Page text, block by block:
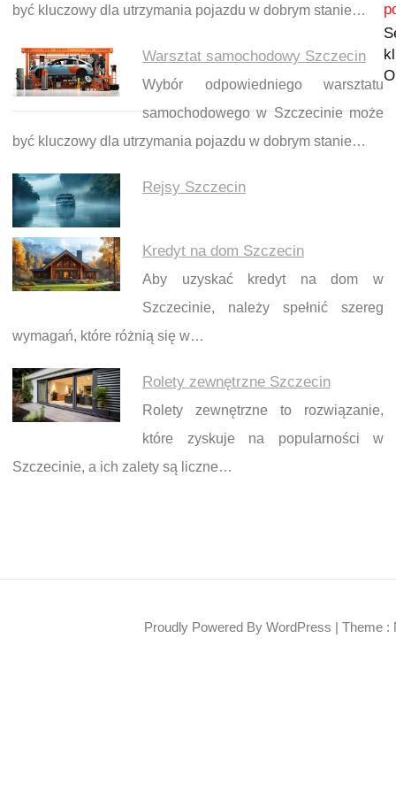
być kluczowy dla utrzymania pojazdu w dobrym stanie…
Warsztat samochodowy Szczecin
Wybór odpowiedniego warsztatu
samochodowego w Szczecinie może
być kluczowy dla utrzymania pojazdu w dobrym stanie…
Rejsy Szczecin
Kredyt na dom Szczecin
Aby uzyskać kredyt na dom w
Szczecinie, należy spełnić szereg
wymagań, które różnią się w…
Rolety zewnętrzne Szczecin
Rolety zewnętrzne to rozwiązanie,
które zyskuje na popularności w
Szczecinie, a ich zalety są liczne…
Proudly Powered By WordPress | Theme :